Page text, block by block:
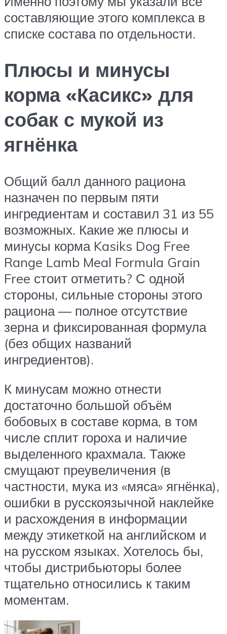
составляющие этого комплекса в
списке состава по отдельности.
Плюсы и минусы
корма «Касикс» для
собак с мукой из
ягнёнка
Общий балл данного рациона
назначен по первым пяти
ингредиентам и составил 31 из 55
возможных. Какие же плюсы и
минусы корма Kasiks Dog Free
Range Lamb Meal Formula Grain
Free стоит отметить? С одной
стороны, сильные стороны этого
рациона — полное отсутствие
зерна и фиксированная формула
(без общих названий
ингредиентов).
К минусам можно отнести
достаточно большой объём
бобовых в составе корма, в том
числе сплит гороха и наличие
выделенного крахмала. Также
смущают преувеличения (в
частности, мука из «мяса» ягнёнка),
ошибки в русскоязычной наклейке
и расхождения в информации
между этикеткой на английском и
на русском языках. Хотелось бы,
чтобы дистрибьюторы более
тщательно относились к таким
моментам.